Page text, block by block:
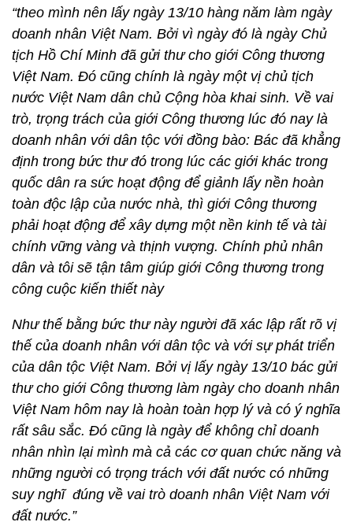
“theo mình nên lấy ngày 13/10 hàng năm làm ngày
doanh nhân Việt Nam. Bởi vì ngày đó là ngày Chủ
tịch Hồ Chí Minh đã gửi thư cho giới Công thương
Việt Nam. Đó cũng chính là ngày một vị chủ tịch
nước Việt Nam dân chủ Cộng hòa khai sinh. Về vai
trò, trọng trách của giới Công thương lúc đó nay là
doanh nhân với dân tộc với đồng bào: Bác đã khẳng
định trong bức thư đó trong lúc các giới khác trong
quốc dân ra sức hoạt động để giảnh lấy nền hoàn
toàn độc lập của nước nhà, thì giới Công thương
phải hoạt động để xây dựng một nền kinh tế và tài
chính vững vàng và thịnh vượng. Chính phủ nhân
dân và tôi sẽ tận tâm giúp giới Công thương trong
công cuộc kiến thiết này
Như thế bằng bức thư này người đã xác lập rất rõ vị
thế của doanh nhân với dân tộc và với sự phát triển
của dân tộc Việt Nam. Bởi vị lấy ngày 13/10 bác gửi
thư cho giới Công thương làm ngày cho doanh nhân
Việt Nam hôm nay là hoàn toàn hợp lý và có ý nghĩa
rất sâu sắc. Đó cũng là ngày để không chỉ doanh
nhân nhìn lại mình mà cả các cơ quan chức năng và
những người có trọng trách với đất nước có những
suy nghĩ đúng về vai trò doanh nhân Việt Nam với
đất nước.”